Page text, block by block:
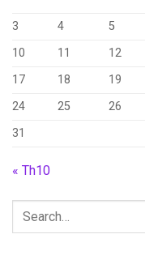
3
4 5
10
11 12
17
18 19
24
25 26
31
« Th10